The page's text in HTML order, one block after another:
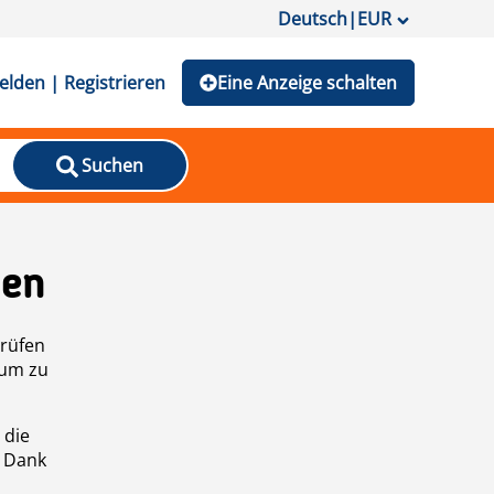
Deutsch|EUR
| Registrieren Eine Anzeige schalten
Suchen
zu
die